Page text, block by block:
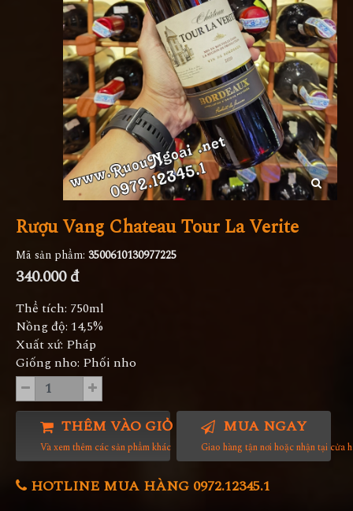
Rượu Vang Chateau Tour La Verite
Mã sản phẩm: 3500610130977225
340.000 đ
Thể tích: 750ml
Nồng độ: 14,5%
Xuất xứ: Pháp
Giống nho: Phối nho
THÊM VÀO GIỎ HÀNG
Và xem thêm các sản phẩm khác
MUA NGAY
Giao hàng tận nơi hoặc nhận tại cửa
HOTLINE MUA HÀNG 0972.12345.1